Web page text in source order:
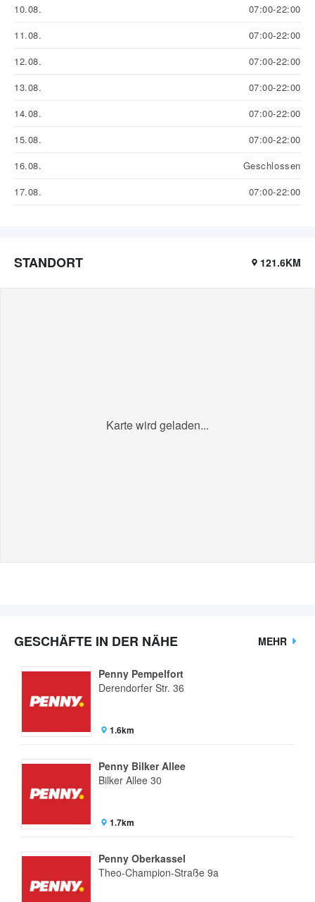
10.08.
07:00-22:00
11.08.
07:00-22:00
12.08.
07:00-22:00
13.08.
07:00-22:00
14.08.
07:00-22:00
15.08.
07:00-22:00
16.08.
Geschlossen
17.08.
07:00-22:00
STANDORT 121.6KM
Karte wird geladen...
GESCHÄFTE IN DER NÄHE MEHR
Penny Pempelfort
Derendorfer Str. 36
1.6km
Penny Bilker Allee
Bilker Allee 30
1.7km
Penny Oberkassel
Theo-Champion-Straße 9a